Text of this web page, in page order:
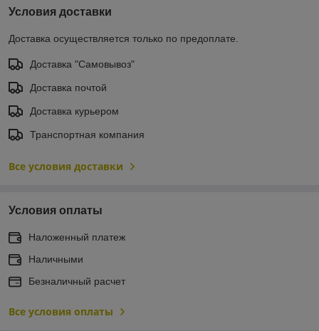
Условия доставки
Доставка осуществляется только по предоплате.
Доставка "Самовывоз"
Доставка почтой
Доставка курьером
Транспортная компания
Все условия доставки
Условия оплаты
Наложенный платеж
Наличными
Безналичный расчет
Все условия оплаты